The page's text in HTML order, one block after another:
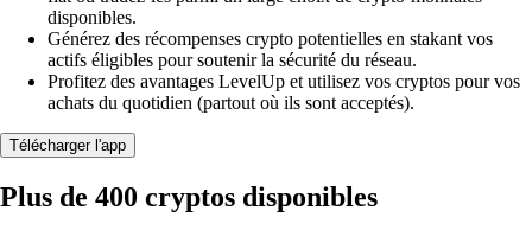
disponibles.
Générez des récompenses crypto potentielles en stakant vos
actifs éligibles pour soutenir la sécurité du réseau.
Profitez des avantages LevelUp et utilisez vos cryptos pour vos
achats du quotidien (partout où ils sont acceptés).
Télécharger l'app
Plus de 400 cryptos disponibles